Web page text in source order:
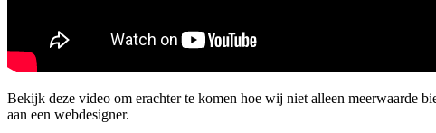
Bekijk deze video om erachter te komen hoe wij niet alleen meerwaarde
aan een webdesigner.